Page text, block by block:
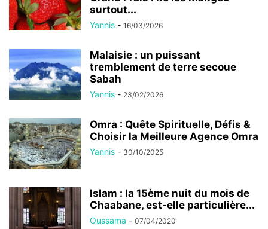
surtout...
Yannis - 16/03/2026
Malaisie : un puissant
tremblement de terre secoue
Sabah
Yannis - 23/02/2026
Omra : Quête Spirituelle, Défis &
Choisir la Meilleure Agence Omra
Yannis - 30/10/2025
Islam : la 15ème nuit du mois de
Chaabane, est-elle particulière...
Oussama - 07/04/2020